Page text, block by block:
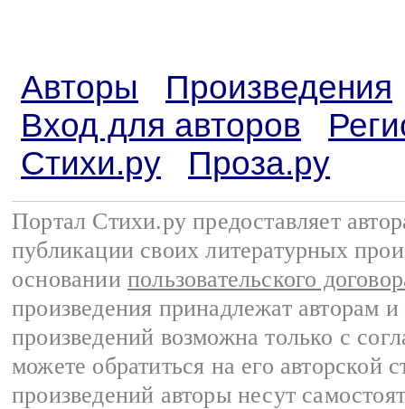
Авторы
Произведения
Вход для авторов
Стихи.ру
Проза.ру
Портал Стихи.ру предоставляет
публикации своих литературных
основании пользовательского
произведения принадлежат авторам
произведений возможна только с
можете обратиться на его авторской
произведений авторы несут